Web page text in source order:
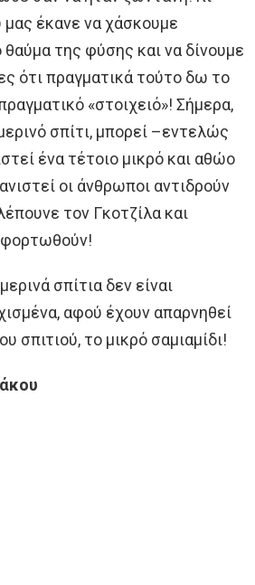
μας έκανε να χάσκουμε
της φύσης και να δίνουμε
ότι πραγματικά τούτο δω το
«στοιχειό»! Σήμερα,
σπίτι, μπορεί –εντελώς
ένα τέτοιο μικρό και αθώο
οι άνθρωποι αντιδρούν
τον Γκοτζίλα και
σπίτια δεν είναι
αφού έχουν απαρνηθεί
σπιτιού, το μικρό σαμιαμίδι!